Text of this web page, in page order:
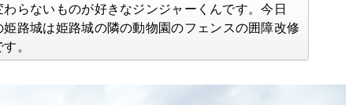
わらないものが好きなジンジャーくんです。今日
姫路城は姫路城の隣の動物園のフェンスの囲障改修
。